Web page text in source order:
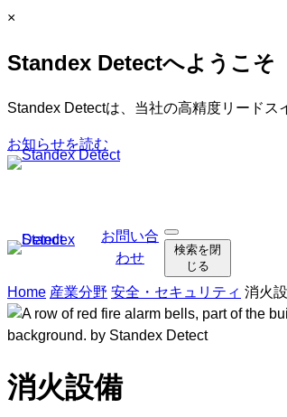
内
を
キ
プ
C
o
e
×
Standex Detectへようこそ
Standex Detectは、当社の高精度リードス
お知らせを読む
お問い合
わせ
検
索
開
検索を閉
じる
ビ
ー
シ
Home 産業分野 安全・セキュリティ 消火
消火設備